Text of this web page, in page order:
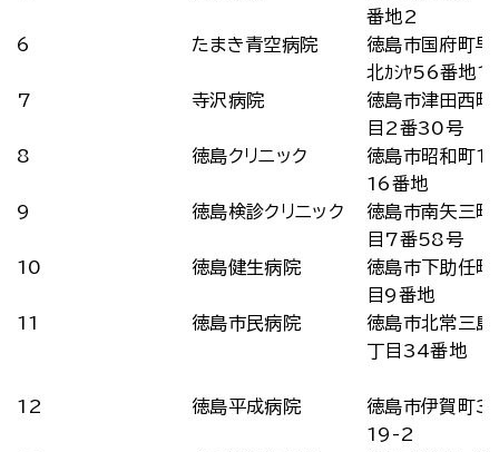
番地2
6
たまき青空病院
徳島市国府町早
北ｶｼﾔ56番地1
7
寺沢病院
徳島市津田西町
目2番30号
8
徳島クリニック
徳島市昭和町1
16番地
9
徳島検診クリニック
徳島市南矢三町
目7番58号
10
徳島健生病院
徳島市下助任
目9番地
11
徳島市民病院
徳島市北常三
丁目34番地
12 徳島平成病院
徳島市伊賀町3
19-2